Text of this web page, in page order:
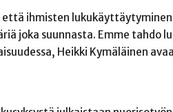
ihmisten
joka suunnasta. Emme tahdo
Heikki Kymäläinen